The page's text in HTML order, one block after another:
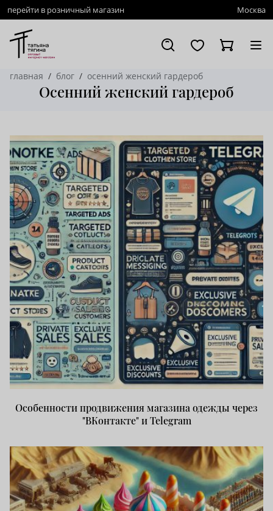
перейти в розничный магазин Москва
главная блог осенний женский гардероб
Осенний женский гардероб
Особенности продвижения магазина одежды через
"ВКонтакте" и Telegram